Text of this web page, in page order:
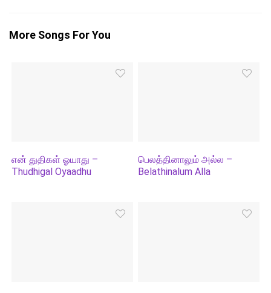
More Songs For You
என் துதிகள் ஓயாது –
Thudhigal Oyaadhu
பெலத்தினாலும் அல்ல –
Belathinalum Alla